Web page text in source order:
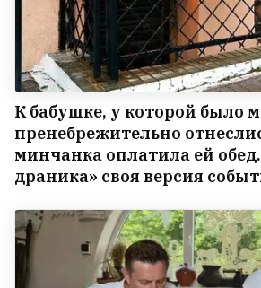
К бабушке, у которой было
пренебрежительно
минчанка оплатила ей
драника» своя версия